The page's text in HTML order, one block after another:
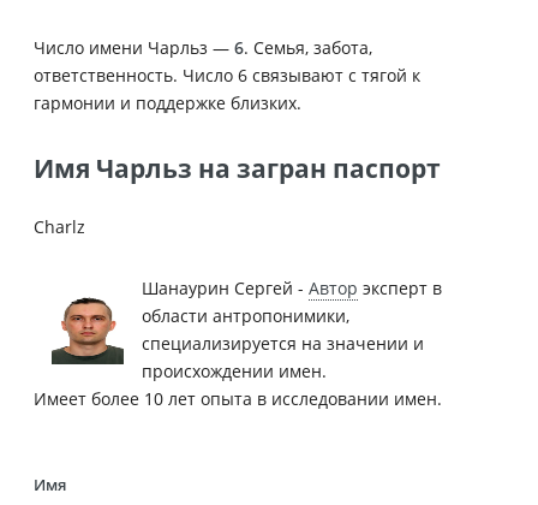
Число имени Чарльз — 6. Семья, забота,
ответственность. Число 6 связывают с тягой к
гармонии и поддержке близких.
Имя Чарльз на загран паспорт
Charlz
Шанаурин Сергей - Автор эксперт в
области антропонимики,
специализируется на значении и
происхождении имен.
Имеет более 10 лет опыта в исследовании имен.
Имя